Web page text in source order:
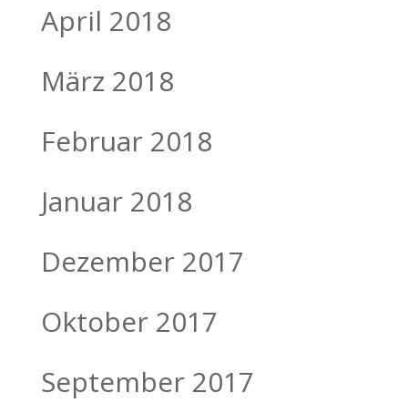
April 2018
März 2018
Februar 2018
Januar 2018
Dezember 2017
Oktober 2017
September 2017